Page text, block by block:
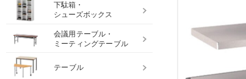
下駄箱・
シューズボックス
会議用テーブル・
ミーティングテーブル
テーブル